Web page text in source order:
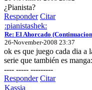
¿Pianista?
Responder Citar
:pianistashek:
Re: El Ahorcado
26-November-2008 23:37
ok es que juego cada dia a
serie que también es manga:
---- ----- ---------
Responder Citar
Kassia